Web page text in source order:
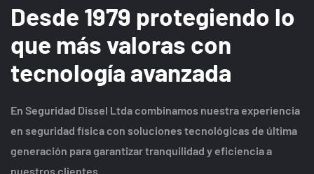
Desde 1979 protegiendo lo
que más valoras con
tecnología avanzada
En Seguridad Dissel Ltda combinamos nuestra experiencia
en seguridad física con soluciones tecnológicas de última
generación para garantizar tranquilidad y eficiencia a
nuestros clientes.